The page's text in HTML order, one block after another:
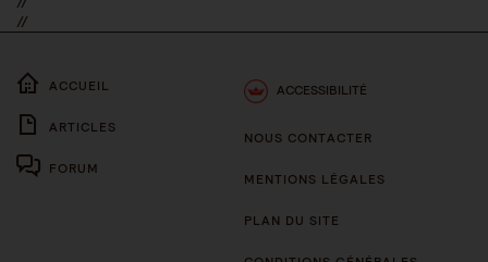
//
ACCUEIL
ARTICLES
FORUM
ACCESSIBILITÉ
NOUS CONTACTER
MENTIONS LÉGALES
PLAN DU SITE